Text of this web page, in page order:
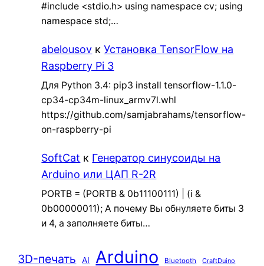
#include <stdio.h> using namespace cv; using
namespace std;…
abelousov кУстановка TensorFlow на
Raspberry Pi 3
Для Python 3.4: pip3 install tensorflow-1.1.0-
cp34-cp34m-linux_armv7l.whl
https://github.com/samjabrahams/tensorflow-
on-raspberry-pi
SoftCat к Генератор синусоиды на
Arduino или ЦАП R-2R
PORTB = (PORTB & 0b11100111) | (i &
0b00000011); А почему Вы обнуляете биты 3
и 4, а заполняете биты…
3D-печать AI Arduino Bluetooth CraftDuino